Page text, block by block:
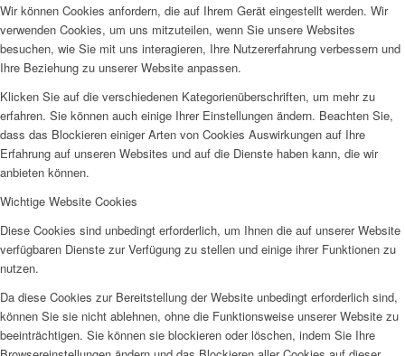
– die Termine
Kinderschutz
Offene Jugendarbeit
Wir können Cookies anfordern, die auf Ihrem Gerät eingestellt werden. Wir
verwenden Cookies, um uns mitzuteilen, wenn Sie unsere Websites
besuchen, wie Sie mit uns interagieren, Ihre Nutzererfahrung verbessern und
Ihre Beziehung zu unserer Website anpassen.
Klicken Sie auf die verschiedenen Kategorienüberschriften, um mehr zu
erfahren. Sie können auch einige Ihrer Einstellungen ändern. Beachten Sie,
dass das Blockieren einiger Arten von Cookies Auswirkungen auf Ihre
Erfahrung auf unseren Websites und auf die Dienste haben kann, die wir
anbieten können.
Wichtige Website Cookies
Diese Cookies sind unbedingt erforderlich, um Ihnen die auf unserer Website
verfügbaren Dienste zur Verfügung zu stellen und einige ihrer Funktionen zu
nutzen.
Da diese Cookies zur Bereitstellung der Website unbedingt erforderlich sind,
können Sie sie nicht ablehnen, ohne die Funktionsweise unserer Website zu
beeinträchtigen. Sie können sie blockieren oder löschen, indem Sie Ihre